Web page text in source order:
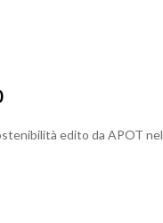
edito da APOT nel